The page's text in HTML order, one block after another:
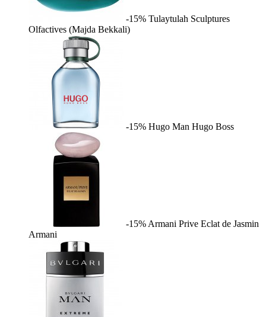
-15% Tulaytulah Sculptures
Olfactives (Majda Bekkali)
-15% Hugo Man Hugo Boss
-15% Armani Prive Eclat de Jasmin
Armani